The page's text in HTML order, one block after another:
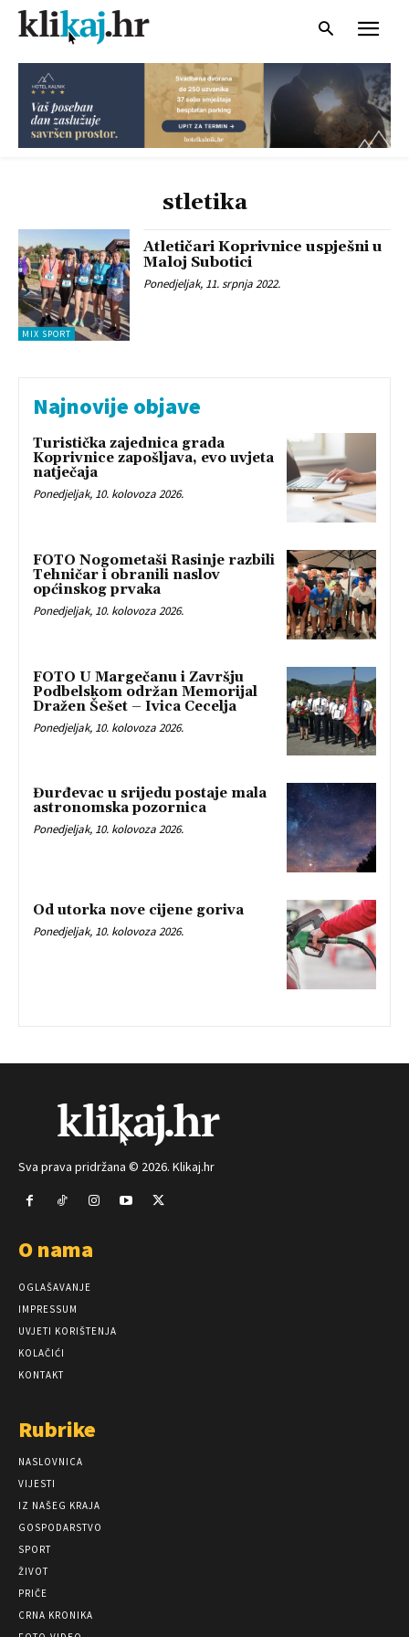
stletika
MIX SPORT
Atletičari Koprivnice uspješni u
Maloj Subotici
Ponedjeljak, 11. srpnja 2022.
Najnovije objave
Turistička zajednica grada
Koprivnice zapošljava, evo uvjeta
natječaja
Ponedjeljak, 10. kolovoza 2026.
FOTO Nogometaši Rasinje razbili
Tehničar i obranili naslov
općinskog prvaka
Ponedjeljak, 10. kolovoza 2026.
FOTO U Margečanu i Završju
Podbelskom održan Memorijal
Dražen Šešet – Ivica Cecelja
Ponedjeljak, 10. kolovoza 2026.
Đurđevac u srijedu postaje mala
astronomska pozornica
Ponedjeljak, 10. kolovoza 2026.
Od utorka nove cijene goriva
Ponedjeljak, 10. kolovoza 2026.
Sva prava pridržana © 2026. Klikaj.hr
O nama
OGLAŠAVANJE
IMPRESSUM
UVJETI KORIŠTENJA
KOLAČIĆI
KONTAKT
Rubrike
NASLOVNICA
VIJESTI
IZ NAŠEG KRAJA
GOSPODARSTVO
SPORT
ŽIVOT
PRIČE
CRNA KRONIKA